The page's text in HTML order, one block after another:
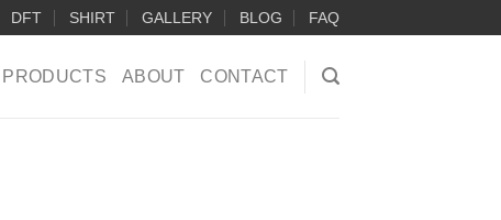
DFT SHIRT GALLERY BLOG FAQ
PRODUCTS ABOUT CONTACT